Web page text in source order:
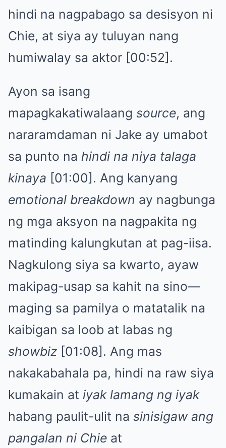
hindi na nagpabago sa desisyon ni
Chie, at siya ay tuluyan nang
humiwalay sa aktor [00:52].
Ayon sa isang
mapagkakatiwalaang source, ang
nararamdaman ni Jake ay umabot
sa punto na hindi na niya talaga
kinaya [01:00]. Ang kanyang
emotional breakdown ay nagbunga
ng mga aksyon na nagpakita ng
matinding kalungkutan at pag-iisa.
Nagkulong siya sa kwarto, ayaw
makipag-usap sa kahit na sino—
maging sa pamilya o matatalik na
kaibigan sa loob at labas ng
showbiz [01:08]. Ang mas
nakakabahala pa, hindi na raw siya
kumakain at iyak lamang ng iyak
habang paulit-ulit na sinisigaw ang
pangalan ni Chie at